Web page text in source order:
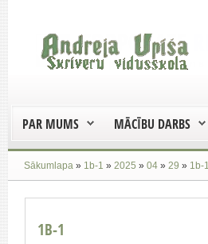
PAR MUMS MĀCĪBU DARBS
Sākumlapa » 1b-1 » 2025 » 04 » 29 » 1b-1
1B-1